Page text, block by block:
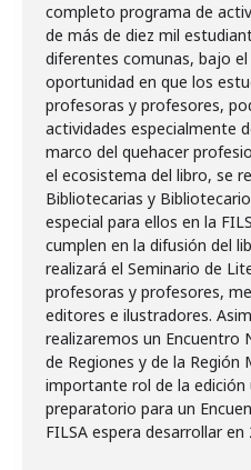
completo programa de
de más de diez mil
diferentes comunas, bajo
oportunidad en que los
profesoras y profesores,
actividades especialmente
marco del quehacer
el ecosistema del libro, se
Bibliotecarias y
especial para ellos en la
cumplen en la difusión del
realizará el Seminario de
profesoras y profesores,
editores e ilustradores.
realizaremos un Encuentro
de Regiones y de la
importante rol de la edición
preparatorio para un
FILSA espera desarrollar en